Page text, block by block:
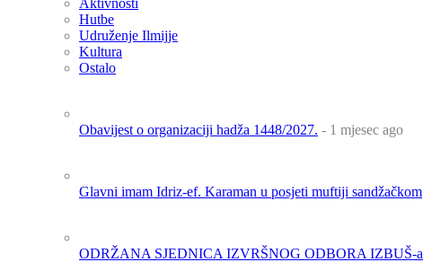
Aktivnosti
Hutbe
Udruženje Ilmijje
Kultura
Ostalo
Obavijest o organizaciji hadža 1448/2027. - 1 mjesec ago
Glavni imam Idriz-ef. Karaman u posjeti muftiji sandžačkom
ODRŽANA SJEDNICA IZVRŠNOG ODBORA IZBUŠ-a